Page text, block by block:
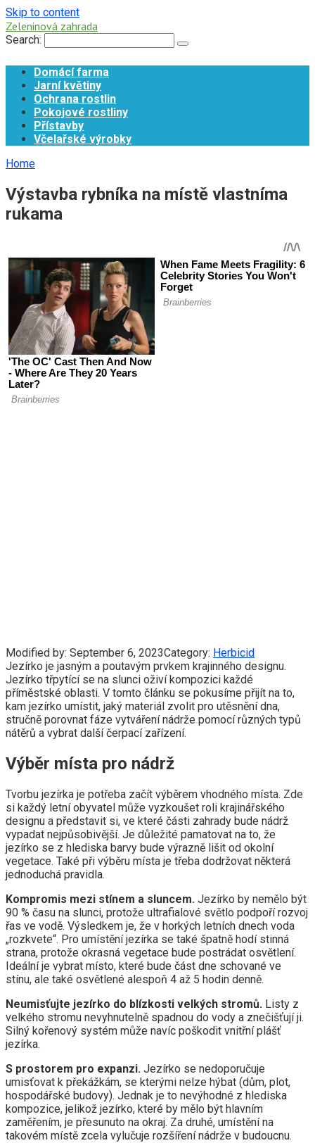
Skip to content
Zeleninová zahrada
Search:
Domácí farma
Jarní květiny
Ochrana rostlin
Pokojové rostliny
Přístavby
Včelařské výrobky
Home
Výstavba rybníka na místě vlastníma
rukama
Modified by: September 6, 2023Category: Herbicid
Jezírko je jasným a poutavým prvkem krajinného designu.
Jezírko třpytící se na slunci oživí kompozici každé
příměstské oblasti. V tomto článku se pokusíme přijít na to,
kam jezírko umístit, jaký materiál zvolit pro utěsnění dna,
stručně porovnat fáze vytváření nádrže pomocí různých typů
nátěrů a vybrat další čerpací zařízení.
Výběr místa pro nádrž
Tvorbu jezírka je potřeba začít výběrem vhodného místa. Zde
si každý letní obyvatel může vyzkoušet roli krajinářského
designu a představit si, ve které části zahrady bude nádrž
vypadat nejpůsobivější. Je důležité pamatovat na to, že
jezírko se z hlediska barvy bude výrazně lišit od okolní
vegetace. Také při výběru místa je třeba dodržovat některá
jednoduchá pravidla.
Kompromis mezi stínem a sluncem. Jezírko by nemělo být
90 % času na slunci, protože ultrafialové světlo podpoří rozvoj
řas ve vodě. Výsledkem je, že v horkých letních dnech voda
„rozkvete“. Pro umístění jezírka se také špatně hodí stinná
strana, protože okrasná vegetace bude postrádat osvětlení.
Ideální je vybrat místo, které bude část dne schované ve
stínu, ale také osvětlené alespoň 4 až 5 hodin denně.
Neumisťujte jezírko do blízkosti velkých stromů. Listy z
velkého stromu nevyhnutelně spadnou do vody a znečišťují ji.
Silný kořenový systém může navíc poškodit vnitřní plášť
jezírka.
S prostorem pro expanzi. Jezírko se nedoporučuje
umisťovat k překážkám, se kterými nelze hýbat (dům, plot,
hospodářské budovy). Jednak je to nevýhodné z hlediska
kompozice, jelikož jezírko, které by mělo být hlavním
zaměřením, je přesunuto na okraj. Za druhé, umístění na
takovém místě zcela vylučuje rozšíření nádrže v budoucnu.